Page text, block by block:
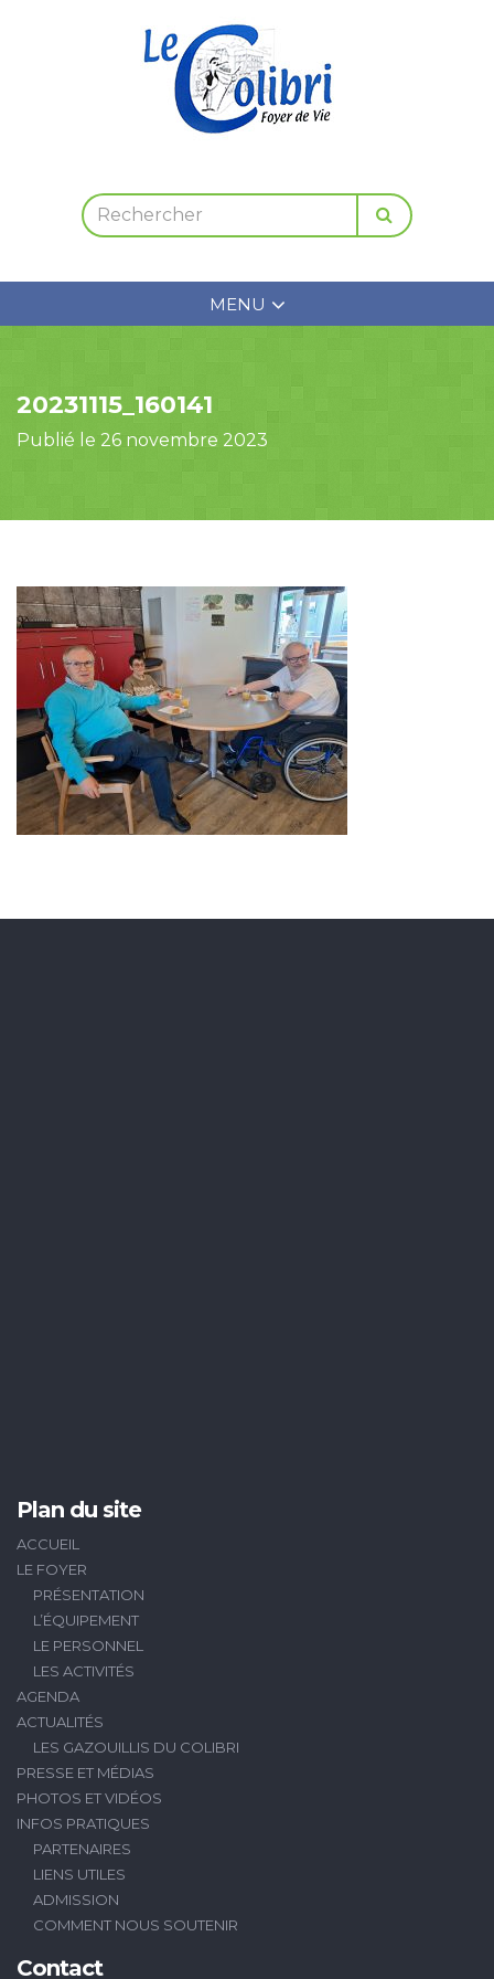
MENU
20231115_160141
Publié le 26 novembre 2023
Plan du site
ACCUEIL
LE FOYER
PRÉSENTATION
L’ÉQUIPEMENT
LE PERSONNEL
LES ACTIVITÉS
AGENDA
ACTUALITÉS
LES GAZOUILLIS DU COLIBRI
PRESSE ET MÉDIAS
PHOTOS ET VIDÉOS
INFOS PRATIQUES
PARTENAIRES
LIENS UTILES
ADMISSION
COMMENT NOUS SOUTENIR
Contact